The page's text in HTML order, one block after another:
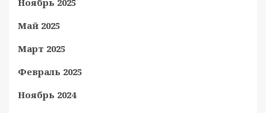
Ноябрь 2025
Май 2025
Март 2025
Февраль 2025
Ноябрь 2024